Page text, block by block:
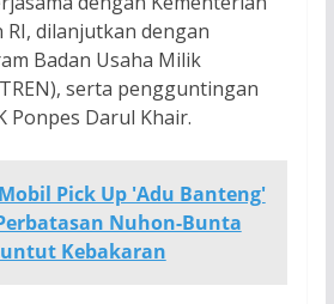
RI, dilanjutkan dengan
Badan Usaha Milik
serta pengguntingan
Ponpes Darul Khair.
Mobil Pick Up 'Adu Banteng'
Nuhon-Bunta
Kebakaran